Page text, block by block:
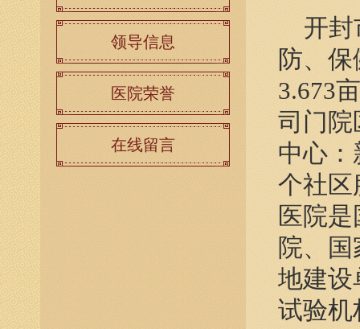
开封
防、
3.673
司门院
中心
个社区
医院
院、
地建设
试验机
领导信息
医院荣誉
在线留言